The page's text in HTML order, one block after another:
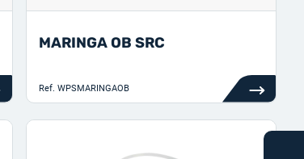
MARINGA OB SRC
Ref. WPSMARINGAOB